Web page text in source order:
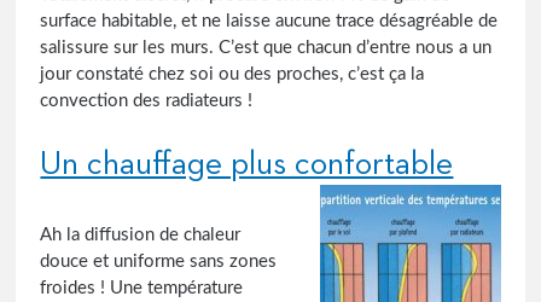
surface habitable, et ne laisse aucune trace désagréable de
salissure sur les murs. C’est que chacun d’entre nous a un
jour constaté chez soi ou des proches, c’est ça la
convection des radiateurs !
Un chauffage plus confortable
Ah la diffusion de chaleur
douce et uniforme sans zones
froides ! Une température